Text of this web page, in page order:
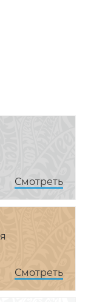
Смотреть
Смотреть